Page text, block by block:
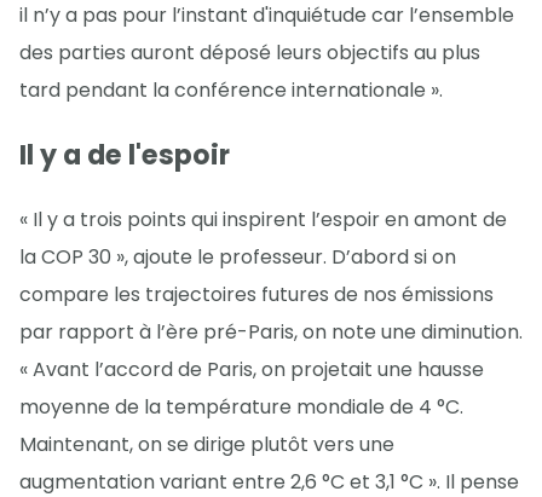
il n’y a pas pour l’instant d'inquiétude car l’ensemble
des parties auront déposé leurs objectifs au plus
tard pendant la conférence internationale ».
Il y a de l'espoir
« Il y a trois points qui inspirent l’espoir en amont de
la COP 30 », ajoute le professeur. D’abord si on
compare les trajectoires futures de nos émissions
par rapport à l’ère pré-Paris, on note une diminution.
« Avant l’accord de Paris, on projetait une hausse
moyenne de la température mondiale de 4 °C.
Maintenant, on se dirige plutôt vers une
augmentation variant entre 2,6 °C et 3,1 °C ». Il pense